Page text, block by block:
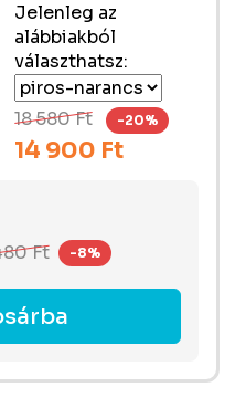
Jelenleg az
alábbiakból
választhatsz:
18 580 Ft -20%
14 900 Ft
Ft -8%